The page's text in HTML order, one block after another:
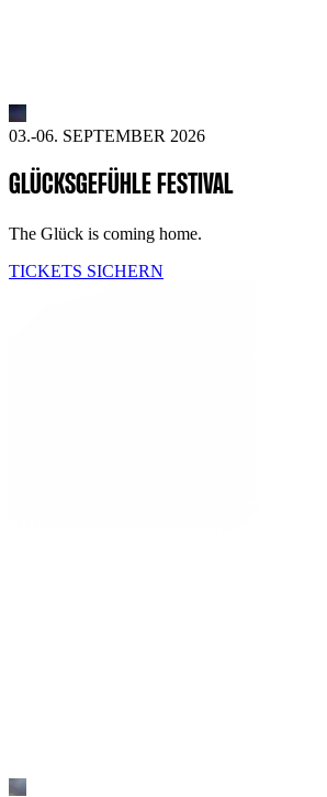
03.-06. SEPTEMBER 2026
GLÜCKSGEFÜHLE FESTIVAL
The Glück is coming home.
TICKETS SICHERN